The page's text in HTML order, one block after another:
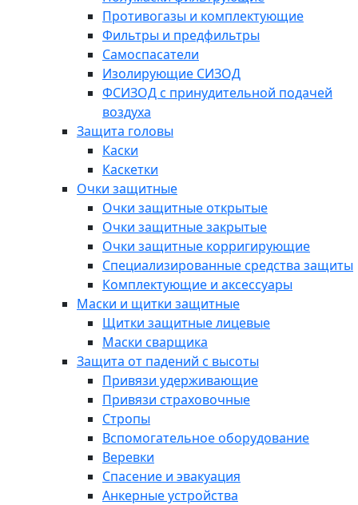
Противогазы и комплектующие
Фильтры и предфильтры
Самоспасатели
Изолирующие СИЗОД
ФСИЗОД с принудительной подачей
воздуха
Защита головы
Каски
Каскетки
Очки защитные
Очки защитные открытые
Очки защитные закрытые
Очки защитные корригирующие
Специализированные средства защиты
Комплектующие и аксессуары
Маски и щитки защитные
Щитки защитные лицевые
Маски сварщика
Защита от падений с высоты
Привязи удерживающие
Привязи страховочные
Стропы
Вспомогательное оборудование
Веревки
Спасение и эвакуация
Анкерные устройства